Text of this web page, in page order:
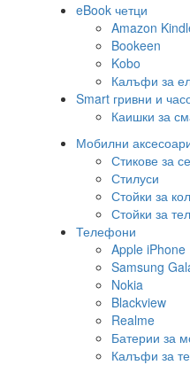
eBook четци
Amazon
Bookeen
Kobo
Калъфи за
Smart гривни и
Каишки за
Мобилни
Стикове за
Стилуси
Стойки за
Стойки за
Телефони
Apple iPhone
Samsung
Nokia
Blackview
Realme
Батерии за
Калъфи за